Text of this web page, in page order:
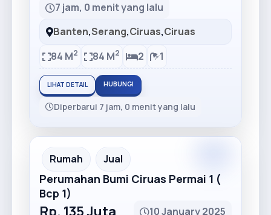
7 jam, 0 menit yang lalu
Banten,Serang,Ciruas,Ciruas
84 M2 84 M2 2 1
LIHAT DETAIL HUBUNGI
Diperbarui 7 jam, 0 menit yang lalu
Recommended
Rumah Jual
Perumahan Bumi Ciruas Permai 1 (
Bcp 1)
Rp. 135 Juta
10 January 2025